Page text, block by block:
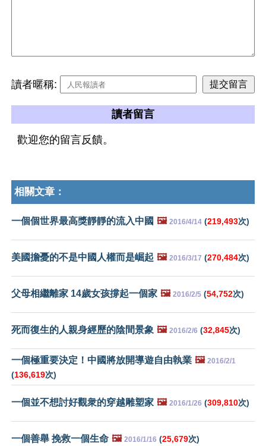
讀者暱稱:
讀者留言
歡迎您的留言反饋。
相關文章：
一個個世界最高獎靜靜的流入中國 🖼️ 2016/4/14 (219,493次)
美國擔憂的不是中國人權而是崛起 🖼️ 2016/3/17 (270,484次)
父母相繼離家 14歲女孩撐起一個家 🖼️ 2016/2/5 (54,752次)
死而復生的人親身經歷的陰間景象 🖼️ 2016/2/6 (32,845次)
一個極重要決定！中國將放開導遊自由執業 🖼️ 2016/2/1
(136,619次)
一個並不想討好觀衆的穿越雕塑家 🖼️ 2016/1/26 (309,810次)
一個善舉 挽救一個生命 🖼️ 2016/1/16 (25,679次)